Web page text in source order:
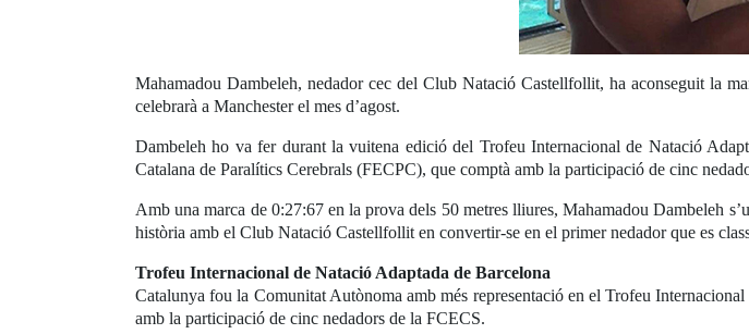
Mahamadou Dambeleh, nedador cec del Club Natació Castellfollit, ha aconseguit la
celebrarà a Manchester el mes d’agost.
Dambeleh ho va fer durant la vuitena edició del Trofeu Internacional de Natació
Catalana de Paralítics Cerebrals (FECPC), que comptà amb la participació de cinc
Amb una marca de 0:27:67 en la prova dels 50 metres lliures, Mahamadou Dambeleh
història amb el Club Natació Castellfollit en convertir-se en el primer nedador que es
Trofeu Internacional de Natació Adaptada de Barcelona
Catalunya fou la Comunitat Autònoma amb més representació en el Trofeu
amb la participació de cinc nedadors de la FCECS.